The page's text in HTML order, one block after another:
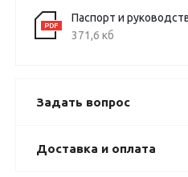
Паспорт и
371,6 кб
Задать вопрос
Доставка и оплата